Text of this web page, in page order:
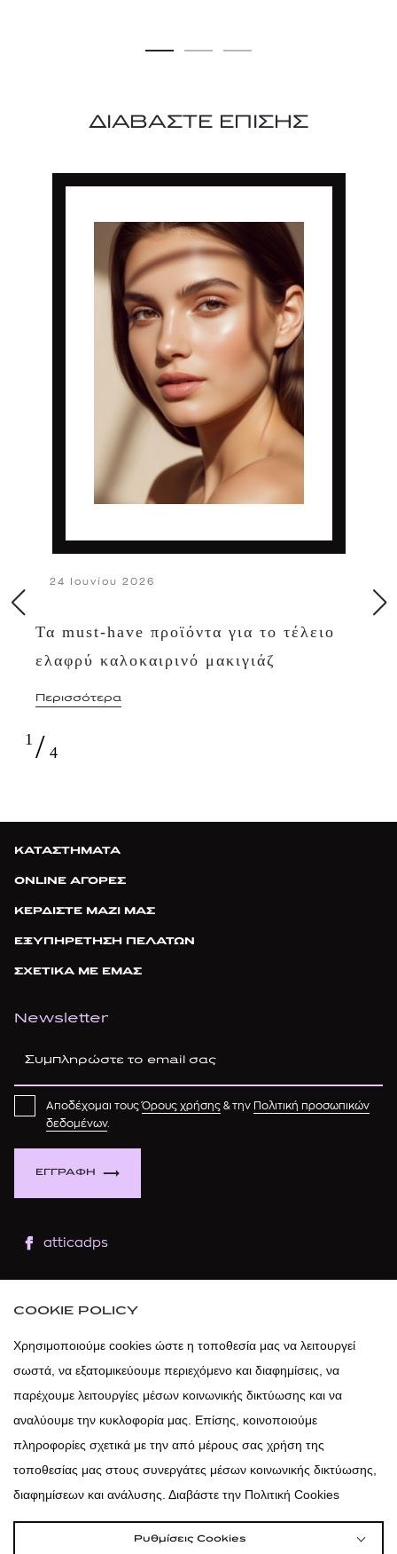
ΔΙΑΒΑΣΤΕ ΕΠΙΣΗΣ
24 Ιουνίου 2026
Τα must-have προϊόντα για το τέλειο
ελαφρύ καλοκαιρινό μακιγιάζ
Περισσότερα
1 / 4
ΚΑΤΑΣΤΗΜΑΤΑ
ONLINE ΑΓΟΡΕΣ
ΚΕΡΔΙΣΤΕ ΜΑΖΙ ΜΑΣ
ΕΞΥΠΗΡΕΤΗΣΗ ΠΕΛΑΤΩΝ
ΣΧΕΤΙΚΑ ΜΕ ΕΜΑΣ
Newsletter
ΕΓΓΡΑΦΗ
Αποδέχομαι τουςΌρους χρήσης & την Πολιτική προσωπικών
δεδομένων.
atticadps
atticadps
COOKIE POLICY
Χρησιμοποιούμε cookies ώστε η τοποθεσία μας να λειτουργεί
σωστά, να εξατομικεύουμε περιεχόμενο και διαφημίσεις, να
παρέχουμε λειτουργίες μέσων κοινωνικής δικτύωσης και να
αναλύουμε την κυκλοφορία μας. Επίσης, κοινοποιούμε
πληροφορίες σχετικά με την από μέρους σας χρήση της
τοποθεσίας μας στους συνεργάτες μέσων κοινωνικής δικτύωσης,
διαφημίσεων και ανάλυσης. Διαβάστε την Πολιτική Cookies
Ρυθμίσεις Cookies